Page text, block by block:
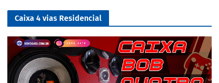
Caixa 4 vias Residencial